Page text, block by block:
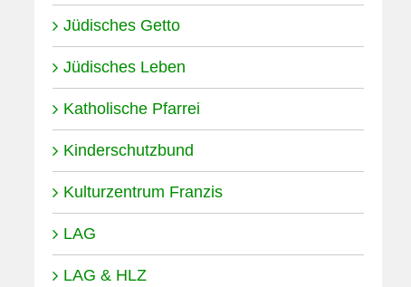
Jüdisches Getto
Jüdisches Leben
Katholische Pfarrei
Kinderschutzbund
Kulturzentrum Franzis
LAG
LAG & HLZ